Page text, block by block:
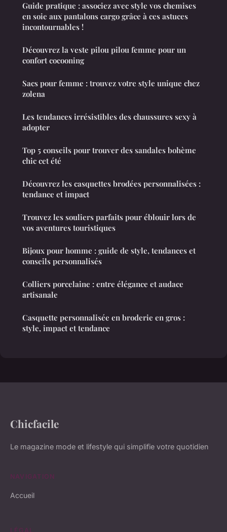
Guide pratique : associez avec style vos chemises
en soie aux pantalons cargo grâce à ces astuces
incontournables !
Découvrez la veste pilou pilou femme pour un
confort cocooning
Sacs pour femme : trouvez votre style unique chez
zolena
Les tendances irrésistibles des chaussures sexy à
adopter
Top 5 conseils pour trouver des sandales bohème
chic cet été
Découvrez les casquettes brodées personnalisées :
tendance et impact
Trouvez les souliers parfaits pour éblouir lors de
vos aventures touristiques
Bijoux pour homme : guide de style, tendances et
conseils personnalisés
Colliers porcelaine : entre élégance et audace
artisanale
Casquette personnalisée en broderie en gros :
style, impact et tendance
Chicfacile
Le magazine mode et lifestyle qui simplifie votre quotidien
NAVIGATION
Accueil
LÉGAL